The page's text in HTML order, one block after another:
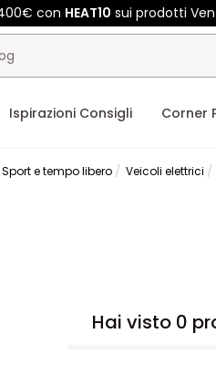
con HEAT10 sui prodotti
Ispirazioni Consigli Corner
Sport e tempo libero Veicoli elettrici
Hai visto 0